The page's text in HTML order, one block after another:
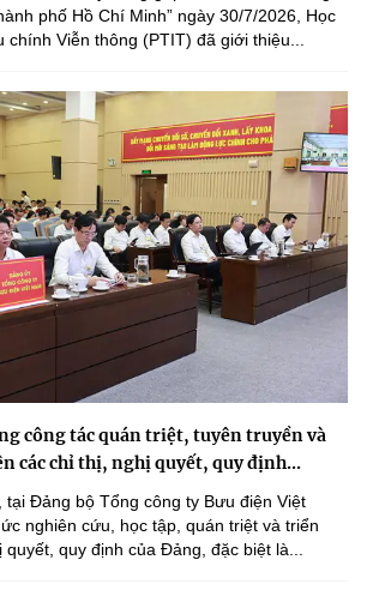
phố Hồ Chí Minh” ngày 30/7/2026, Học
chính Viễn thông (PTIT) đã giới thiệu...
công tác quán triệt, tuyên truyền và
các chỉ thị, nghị quyết, quy định...
tại Đảng bộ Tổng công ty Bưu điện Việt
nghiên cứu, học tập, quán triệt và triển
quyết, quy định của Đảng, đặc biệt là...